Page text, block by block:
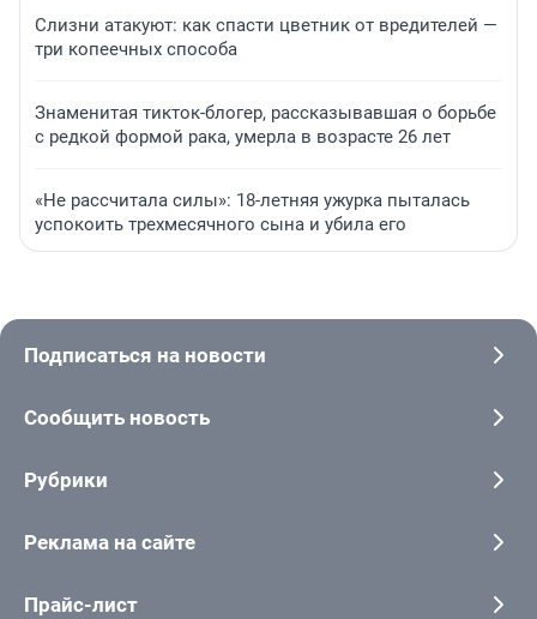
Слизни атакуют: как спасти цветник от вредителей —
три копеечных способа
Знаменитая тикток-блогер, рассказывавшая о борьбе
с редкой формой рака, умерла в возрасте 26 лет
«Не рассчитала силы»: 18-летняя ужурка пыталась
успокоить трехмесячного сына и убила его
Подписаться на новости
Сообщить новость
Рубрики
Реклама на сайте
Прайс-лист